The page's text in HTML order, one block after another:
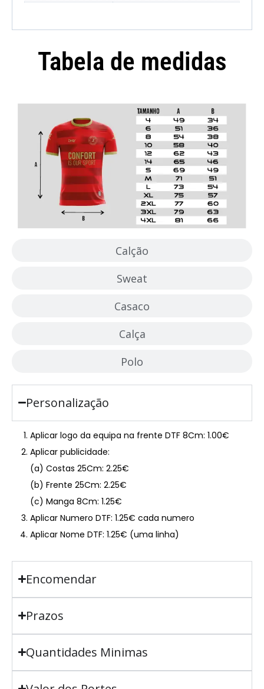
Tabela de medidas
Calção
Sweat
Casaco
Calça
Polo
Personalização
Aplicar logo da equipa na frente DTF 8Cm: 1.00€
Aplicar publicidade:
(a) Costas 25Cm: 2.25€
(b) Frente 25Cm: 2.25€
(c) Manga 8Cm: 1.25€
Aplicar Numero DTF: 1.25€ cada numero
Aplicar Nome DTF: 1.25€ (uma linha)
Encomendar
Prazos
Quantidades Minimas